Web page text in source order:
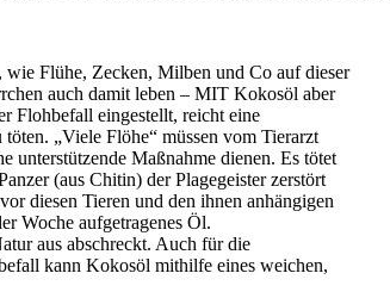
wie Flühe, Zecken, Milben und Co auf dieser
auch damit leben – MIT Kokosöl aber
Flohbefall eingestellt, reicht eine
„Viele Flöhe“ müssen vom Tierarzt
unterstützende Maßnahme dienen. Es tötet
(aus Chitin) der Plagegeister zerstört
diesen Tieren und den ihnen anhängigen
Woche aufgetragenes Öl.
aus abschreckt. Auch für die
kann Kokosöl mithilfe eines weichen,